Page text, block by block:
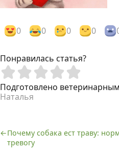
0 0 0 0
Понравилась статья?
Подготовлено
Наталья
Навигация
Почему собака ест траву:
тревогу